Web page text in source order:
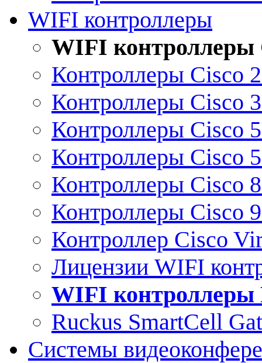
WIFI контроллеры
WIFI контроллеры
Контроллеры Cisco
Контроллеры Cisco
Контроллеры Cisco
Контроллеры Cisco
Контроллеры Cisco
Контроллеры Cisco
Контроллер Cisco
Лицензии WIFI
WIFI контроллеры
Ruckus SmartCell
Системы